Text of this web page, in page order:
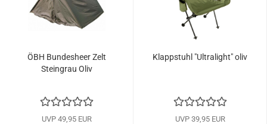
ÖBH Bundesheer Zelt
Steingrau Oliv
UVP 49,95 EUR
Klappstuhl "Ultralight" oliv
UVP 39,95 EUR